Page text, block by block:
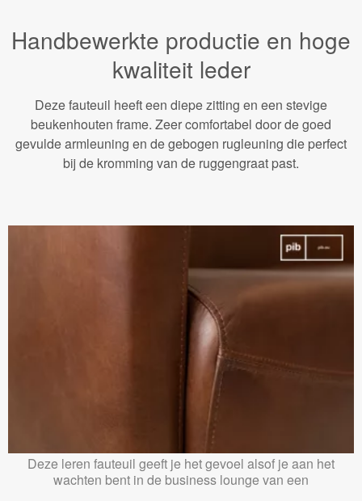
Handbewerkte productie en hoge
kwaliteit leder
Deze fauteuil heeft een diepe zitting en een stevige
beukenhouten frame. Zeer comfortabel door de goed
gevulde armleuning en de gebogen rugleuning die perfect
bij de kromming van de ruggengraat past.
Deze leren fauteuil geeft je het gevoel alsof je aan het
wachten bent in de business lounge van een